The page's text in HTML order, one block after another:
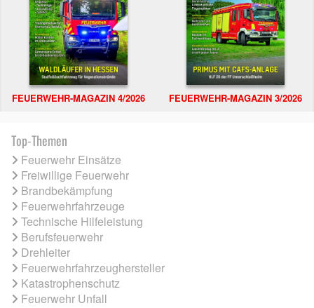
FEUERWEHR-MAGAZIN 4/2026 FEUERWEHR-MAGAZIN 3/2026
Top-Themen
Feuerwehr Einsätze
Freiwillige Feuerwehr
Brandbekämpfung
Feuerwehrfahrzeuge
Technische Hilfeleistung
Berufsfeuerwehr
Drehleiter
Feuerwehrfahrzeughersteller
Katastrophenschutz
Feuerwehr Unfall